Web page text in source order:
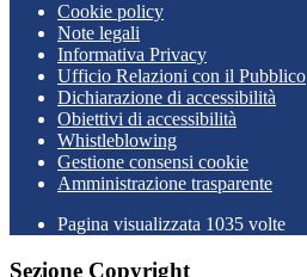
Cookie policy
Note legali
Informativa Privacy
Ufficio Relazioni con il Pubblico
Dichiarazione di accessibilità
Obiettivi di accessibilità
Whistleblowing
Gestione consensi cookie
Amministrazione trasparente
Pagina visualizzata 1035 volte
Sezione Copyright